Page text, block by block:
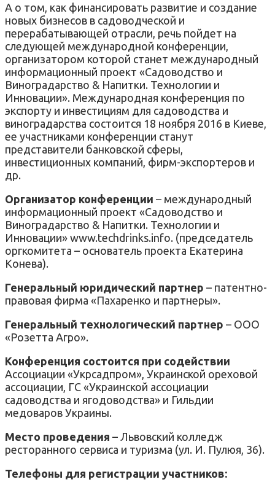
А о том, как финансировать развитие и создание
новых бизнесов в садоводческой и
перерабатывающей отрасли, речь пойдет на
следующей международной конференции,
организатором которой станет международный
информационный проект «Садоводство и
Виноградарство & Напитки. Технологии и
Инновации». Международная конференция по
экспорту и инвестициям для садоводства и
виноградарства состоится 18 ноября 2016 в Киеве,
ее участниками конференции станут
представители банковской сферы,
инвестиционных компаний, фирм-экспортеров и
др.
Организатор конференции – международный
информационный проект «Садоводство и
Виноградарство & Напитки. Технологии и
Инновации» www.techdrinks.info. (председатель
оргкомитета – основатель проекта Екатерина
Конева).
Генеральный юридический партнер – патентно-
правовая фирма «Пахаренко и партнеры».
Генеральный технологический партнер – ООО
«Розетта Агро».
Конференция состоится при содействии
Ассоциации «Укрсадпром», Украинской ореховой
ассоциации, ГС «Украинской ассоциации
садоводства и ягодоводства» и Гильдии
медоваров Украины.
Место проведения – Львовский колледж
ресторанного сервиса и туризма (ул. И. Пулюя, 36).
Телефоны для регистрации участников: